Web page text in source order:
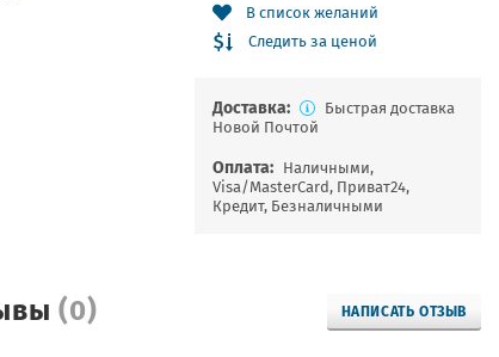
В список желаний
Следить за ценой
Доставка:
Быстрая доставка
Новой Почтой
Оплата: Наличными,
Visa/MasterCard, Приват24,
Кредит, Безналичными
(0) НАПИСАТЬ ОТЗЫВ